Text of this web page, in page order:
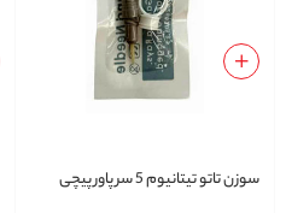
سوزن تاتو تیتانیوم 5 سر پاور پیچی